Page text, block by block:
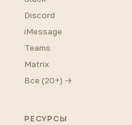
Discord
iMessage
Teams
Matrix
Все (20+) →
РЕСУРСЫ